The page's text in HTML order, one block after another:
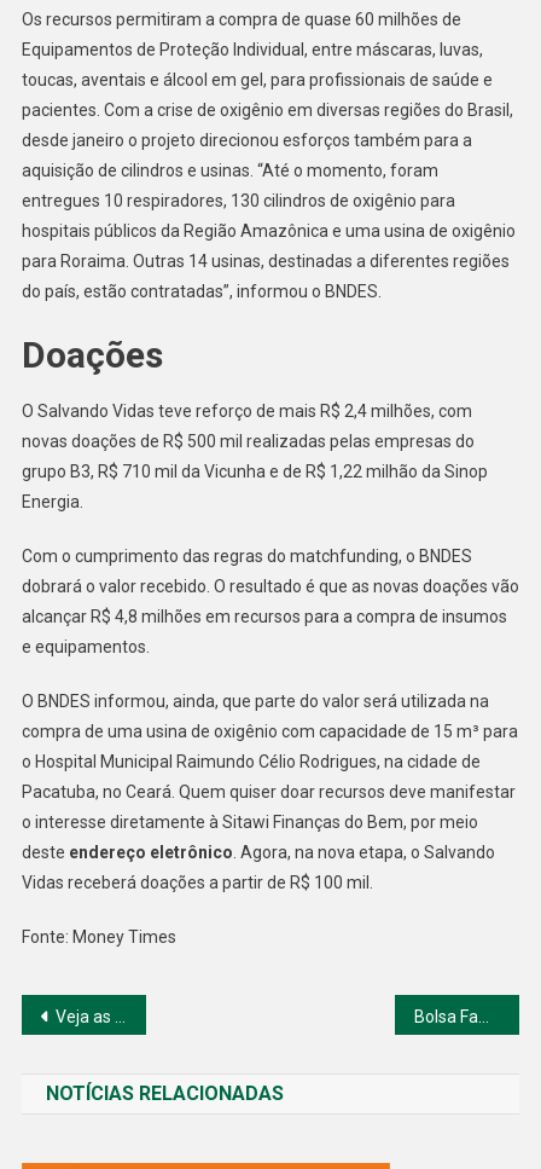
Os recursos permitiram a compra de quase 60 milhões de
Equipamentos de Proteção Individual, entre máscaras, luvas,
toucas, aventais e álcool em gel, para profissionais de saúde e
pacientes. Com a crise de oxigênio em diversas regiões do Brasil,
desde janeiro o projeto direcionou esforços também para a
aquisição de cilindros e usinas. “Até o momento, foram
entregues 10 respiradores, 130 cilindros de oxigênio para
hospitais públicos da Região Amazônica e uma usina de oxigênio
para Roraima. Outras 14 usinas, destinadas a diferentes regiões
do país, estão contratadas”, informou o BNDES.
Doações
O Salvando Vidas teve reforço de mais R$ 2,4 milhões, com
novas doações de R$ 500 mil realizadas pelas empresas do
grupo B3, R$ 710 mil da Vicunha e de R$ 1,22 milhão da Sinop
Energia.
Com o cumprimento das regras do matchfunding, o BNDES
dobrará o valor recebido. O resultado é que as novas doações vão
alcançar R$ 4,8 milhões em recursos para a compra de insumos
e equipamentos.
O BNDES informou, ainda, que parte do valor será utilizada na
compra de uma usina de oxigênio com capacidade de 15 m³ para
o Hospital Municipal Raimundo Célio Rodrigues, na cidade de
Pacatuba, no Ceará. Quem quiser doar recursos deve manifestar
o interesse diretamente à Sitawi Finanças do Bem, por meio
deste endereço eletrônico . Agora, na nova etapa, o Salvando
Vidas receberá doações a partir de R$ 100 mil.
Fonte: Money Times
Navegação
Post
Veja as Ações e Setores que devem guiar a forte alta dos lucros e fazer uma temporada de resultados do 2º trimestre
NOTÍCIAS RELACIONADAS